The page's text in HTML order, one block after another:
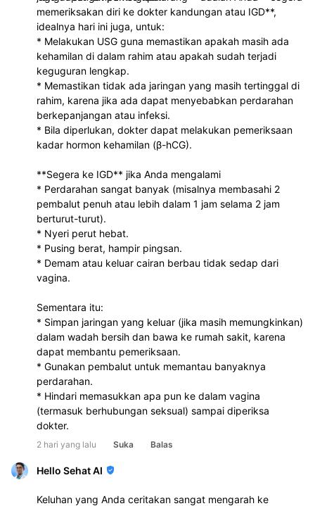
memeriksakan diri ke dokter kandungan atau IGD**,
idealnya hari ini juga, untuk:
* Melakukan USG guna memastikan apakah masih ada
kehamilan di dalam rahim atau apakah sudah terjadi
keguguran lengkap.
* Memastikan tidak ada jaringan yang masih tertinggal di
rahim, karena jika ada dapat menyebabkan perdarahan
berkepanjangan atau infeksi.
* Bila diperlukan, dokter dapat melakukan pemeriksaan
kadar hormon kehamilan (β-hCG).
**Segera ke IGD** jika Anda mengalami
* Perdarahan sangat banyak (misalnya membasahi 2
pembalut penuh atau lebih dalam 1 jam selama 2 jam
berturut-turut).
* Nyeri perut hebat.
* Pusing berat, hampir pingsan.
* Demam atau keluar cairan berbau tidak sedap dari
vagina.
Sementara itu:
* Simpan jaringan yang keluar (jika masih memungkinkan)
dalam wadah bersih dan bawa ke rumah sakit, karena
dapat membantu pemeriksaan.
* Gunakan pembalut untuk memantau banyaknya
perdarahan.
* Hindari memasukkan apa pun ke dalam vagina
(termasuk berhubungan seksual) sampai diperiksa
dokter.
2 hari yang lalu Suka Balas
Hello Sehat AI
Keluhan yang Anda ceritakan sangat mengarah ke